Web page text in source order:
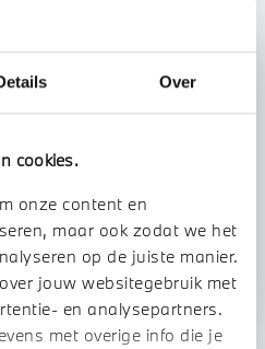
Over
cookies.
onze content en
maar ook zodat we het
op de juiste manier.
jouw websitegebruik met
en analysepartners.
met overige info die je
van uw auto